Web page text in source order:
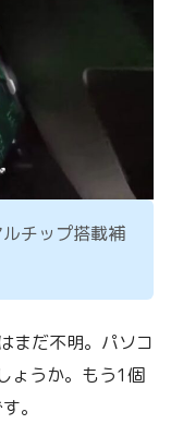
チップ搭載補
まだ不明。パソコ
ょうか。もう1個
。